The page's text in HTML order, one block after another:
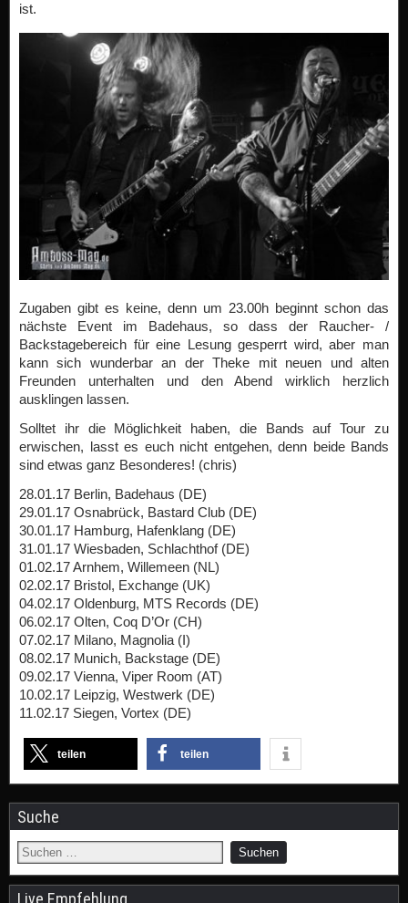
ist.
Zugaben gibt es keine, denn um 23.00h beginnt schon das
nächste Event im Badehaus, so dass der Raucher- /
Backstagebereich für eine Lesung gesperrt wird, aber man
kann sich wunderbar an der Theke mit neuen und alten
Freunden unterhalten und den Abend wirklich herzlich
ausklingen lassen.
Solltet ihr die Möglichkeit haben, die Bands auf Tour zu
erwischen, lasst es euch nicht entgehen, denn beide Bands
sind etwas ganz Besonderes! (chris)
28.01.17 Berlin, Badehaus (DE)
29.01.17 Osnabrück, Bastard Club (DE)
30.01.17 Hamburg, Hafenklang (DE)
31.01.17 Wiesbaden, Schlachthof (DE)
01.02.17 Arnhem, Willemeen (NL)
02.02.17 Bristol, Exchange (UK)
04.02.17 Oldenburg, MTS Records (DE)
06.02.17 Olten, Coq D’Or (CH)
07.02.17 Milano, Magnolia (I)
08.02.17 Munich, Backstage (DE)
09.02.17 Vienna, Viper Room (AT)
10.02.17 Leipzig, Westwerk (DE)
11.02.17 Siegen, Vortex (DE)
teilen teilen
Suche
Live Empfehlung